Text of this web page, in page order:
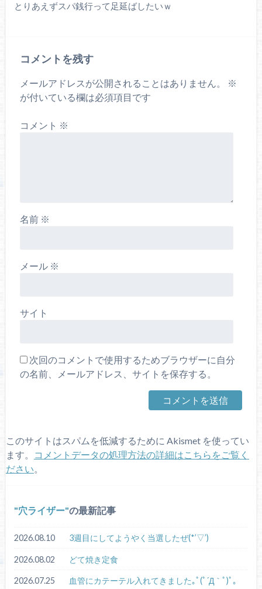
とりあえずスパ銭行って足延ばしたいｗ
コメントを残す
メールアドレスが公開されることはありません。
※
が付いている欄は必須項目です
コメント ※
名前 ※
メール ※
サイト
次回のコメントで使用するためブラウザーに自分
の名前、メールアドレス、サイトを保存する。
このサイトはスパムを低減するために Akismet を使ってい
ます。
コメントデータの処理方法の詳細はこちらをご覧く
ださい
穴ライザー の最新記事
2026.08.10 3週目にしてようやく当選したぜ(*’▽’)
2026.08.02 どて焼き定食
2026.07.25 血管にカテーテル入れてきました｡ﾟ(ﾟ´Д｀ﾟ)ﾟ｡